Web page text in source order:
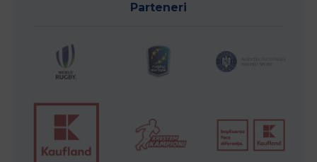
Parteneri